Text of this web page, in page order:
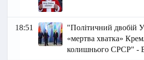
18:51
"Політичний двобій
«мертва хватка»
колишнього СРСР" -